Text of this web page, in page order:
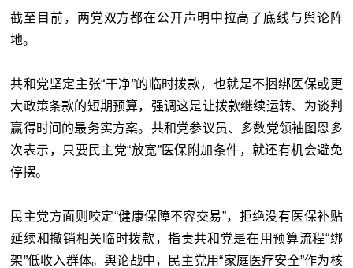
截至目前，两党双方都在公开声明中拉高了底线与舆论阵
地。
共和党坚定主张“干净”的临时拨款，也就是不捆绑医保或更
大政策条款的短期预算，强调这是让拨款继续运转、为谈判
赢得时间的最务实方案。共和党参议员、多数党领袖图恩多
次表示，只要民主党“放宽”医保附加条件，就还有机会避免
停摆。
民主党方面则咬定“健康保障不容交易”，拒绝没有医保补贴
延续和撤销相关临时拨款，指责共和党是在用预算流程“绑
架”低收入群体。舆论战中，民主党用“家庭医疗安全”作为核